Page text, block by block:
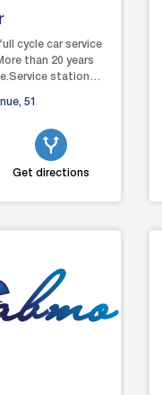
cycle car service
than 20 years
station
51
Get directions